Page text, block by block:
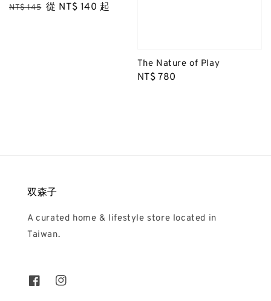
Regular
NT$ 145 Sale
從 NT$ 140 起
The Nature of Play
Regular
NT$ 780
双森子
A curated home & lifestyle store located in
Taiwan.